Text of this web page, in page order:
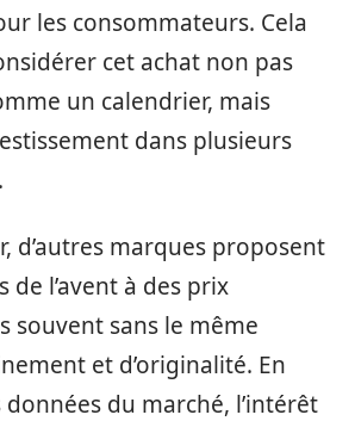
les consommateurs. Cela
cet achat non pas
un calendrier, mais
dans plusieurs
d’autres marques proposent
de l’avent à des prix
souvent sans le même
et d’originalité. En
du marché, l’intérêt